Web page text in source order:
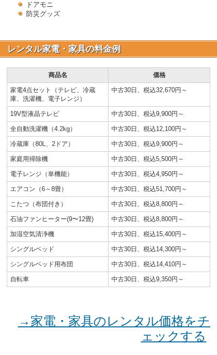
ドアモニ
防災グッズ
レンタル家電・家具の料金例
商品名 価格
家電4点セット（テレビ、冷蔵
庫、洗濯機、電子レンジ）
中古30日、税込32,670円～
19V型液晶テレビ 中古30日、税込9,900円～
全自動洗濯機（4.2kg） 中古30日、税込12,100円～
冷蔵庫（80L、2ドア） 中古30日、税込9,900円～
家庭用掃除機 中古30日、税込5,500円～
電子レンジ（単機能） 中古30日、税込4,950円～
エアコン（6～8畳） 中古30日、税込51,700円～
こたつ（布団付き） 中古30日、税込8,800円～
石油ファンヒーター(9〜12畳) 中古30日、税込8,800円～
加湿空気清浄機 中古30日、税込15,400円～
シングルベッド 中古30日、税込14,300円～
シングルベッド用布団 中古30日、税込14,410円～
自転車 中古30日、税込9,350円～
→家電・家具のレンタル価格をチ
ェックする